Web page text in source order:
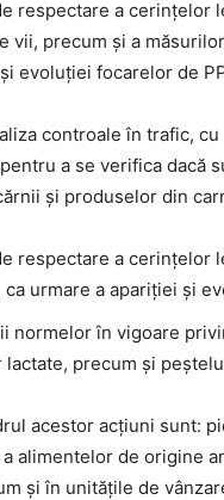
respectare a cerințelor
vii, precum și a
evoluției focarelor de
controale în trafic,
a se verifica dacă
și produselor din
respectare a cerințelor
urmare a apariției și
normelor în vigoare
precum și
acestor acțiuni sunt:
alimentelor de origine
şi în unităţile de